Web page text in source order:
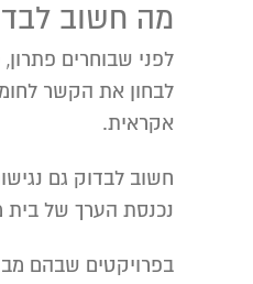
מה חשוב
לפני שבוחרים
לבחון את הקשר
אקראית.
חשוב לבדוק גם
נכנסת הערך של בית